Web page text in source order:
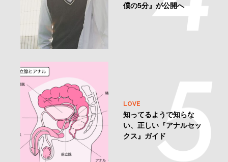
僕の5分』が公開へ
LOVE
知ってるようで知らな
い、正しい『アナルセッ
クス』ガイド